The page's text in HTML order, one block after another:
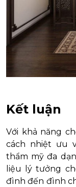
Kết luận
Với khả năng
cách nhiệt ưu
thẩm mỹ đa
liệu lý tưởng
đình đến đình